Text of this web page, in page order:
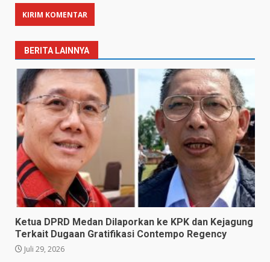
BERITA LAINNYA
Ketua DPRD Medan Dilaporkan ke KPK dan Kejagung
Terkait Dugaan Gratifikasi Contempo Regency
Juli 29, 2026